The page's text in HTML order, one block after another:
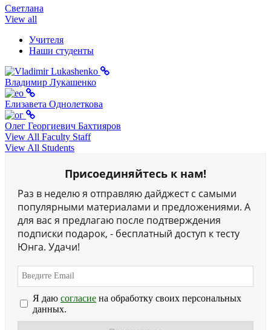
Светлана
View all
Учителя
Наши студенты
Владимир Лукашенко
Елизавета Однолеткова
Олег Георгиевич Бахтияров
View All Faculty Staff
View All Students
Присоединяйтесь к нам!
Раз в неделю я отправляю дайджест с самыми
популярными материалами и предложениями. А
для вас я предлагаю после подтверждения
подписки подарок, - бесплатный доступ к тесту
Юнга. Удачи!
Я даю согласие на обработку своих персональных
данных.